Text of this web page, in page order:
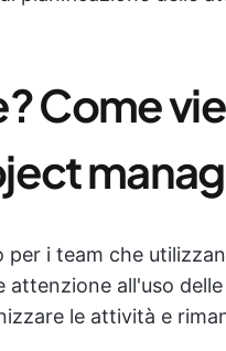
Come
per i team che
attenzione all'uso
le attività e